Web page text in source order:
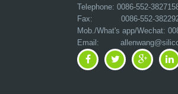
Telephone: 0086-552-
Fax: 0086-552-
Mob./What's app/Wechat:
Email: